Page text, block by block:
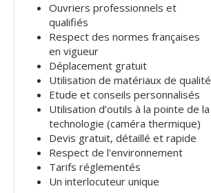
Ouvriers professionnels et
qualifiés
Respect des normes françaises
en vigueur
Déplacement gratuit
Utilisation de matériaux de qualité
Etude et conseils personnalisés
Utilisation d’outils à la pointe de la
technologie (caméra thermique)
Devis gratuit, détaillé et rapide
Respect de l'environnement
Tarifs réglementés
Un interlocuteur unique